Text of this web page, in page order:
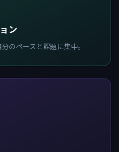
ン
のペースと課題に集中。